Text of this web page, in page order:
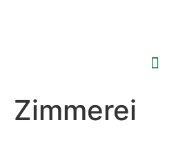
Zimmerei